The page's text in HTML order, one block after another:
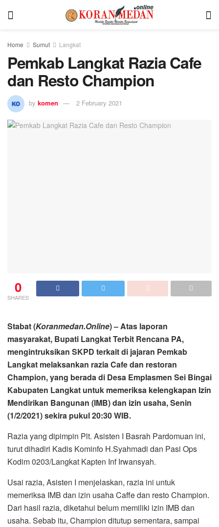
Home Sumut Langkat
Pemkab Langkat Razia Cafe
dan Resto Champion
by komen 2 February 2021
0
SHARES
Stabat (Koranmedan.Online) – Atas laporan
masyarakat, Bupati Langkat Terbit Rencana PA,
mengintruksikan SKPD terkait di jajaran Pemkab
Langkat melaksankan razia Cafe dan restoran
Champion, yang berada di Desa Emplasmen Sei Bingai
Kabupaten Langkat untuk memeriksa kelengkapan Izin
Mendirikan Bangunan (IMB) dan izin usaha, Senin
(1/2/2021) sekira pukul 20:30 WIB.
Razia yang dipimpin Plt. Asisten I Basrah Pardomuan ini,
turut dihadiri Kadis Kominfo H.Syahmadi dan Pasi Ops
Kodim 0203/Langkat Kapten Inf Irwansyah.
Usai razia, Asisten I menjelaskan, razia ini untuk
memeriksa IMB dan izin usaha Caffe dan resto Champion.
Dari hasil razia, diketahui belum memiliki izin IMB dan
usaha. Sebab itu, Champion ditutup sementara, sampai